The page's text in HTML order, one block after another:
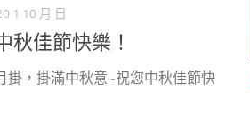
1 10 月 日
秋佳節快樂！
掛，掛滿中秋意~祝您中秋佳節快